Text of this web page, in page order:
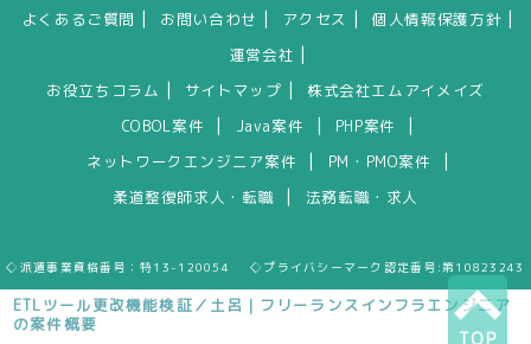
ETLツール更改機能検証／土呂｜フリーランスインフラエンジニア
の案件概要
TOP
よくあるご質問 お問い合わせ アクセス 個人情報保護方針
運営会社
お役立ちコラム サイトマップ
株式会社エムアイメイズ
COBOL案件
Java案件 PHP案件
ネットワークエンジニア案件 PM・PMO案件
柔道整復師求人・転職 法務転職・求人
◇派遣事業資格番号：特13-120054 ◇プライバシーマーク認定番号:第10823243